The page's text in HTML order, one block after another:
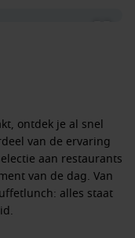
ontdek je al snel
van de ervaring
aan restaurants
van de dag. Van
alles staat